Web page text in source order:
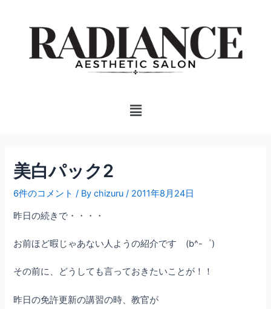
Menu
美白パック2
6件のコメント / Bychizuru/ 2011年8月24日
昨日の続きで・・・・
お前ほど暇じゃあない人ようの紹介です (b^-゜)
その前に、どうしても言っておきたいことが！！
昨日の免許更新の講習の時、教官が
ビ
ゲ